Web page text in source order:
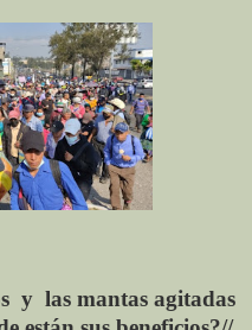
y las mantas agitadas